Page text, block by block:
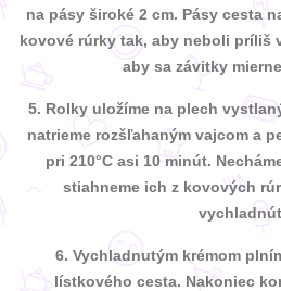
na pásy široké 2 cm. Pásy cesta
kovové rúrky tak, aby neboli príliš
aby sa závitky
5. Rolky uložíme na plech
natrieme rozšľahaným vajcom a
pri 210°C asi 10 minút.
stiahneme ich z kovových
6. Vychladnutým krémom
lístkového cesta. Nakoniec